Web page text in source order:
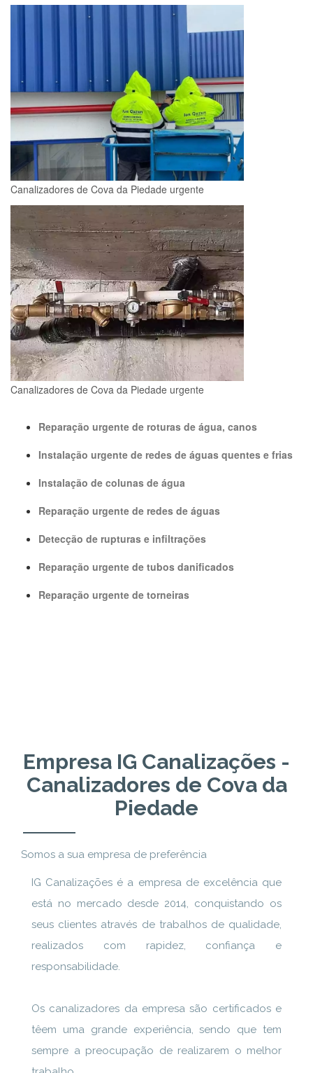
Canalizadores de Cova da Piedade urgente
Canalizadores de Cova da Piedade urgente
Reparação urgente de roturas de água, canos
Instalação urgente de redes de águas quentes e frias
Instalação de colunas de água
Reparação urgente de redes de águas
Detecção de rupturas e infiltrações
Reparação urgente de tubos danificados
Reparação urgente de torneiras
Empresa IG Canalizações -
Canalizadores de Cova da
Piedade
Somos a sua empresa de preferência
IG Canalizações é a empresa de excelência que
está no mercado desde 2014, conquistando os
seus clientes através de trabalhos de qualidade,
realizados com rapidez, confiança e
responsabilidade.
Os canalizadores da empresa são certificados e
têem uma grande experiência, sendo que tem
sempre a preocupação de realizarem o melhor